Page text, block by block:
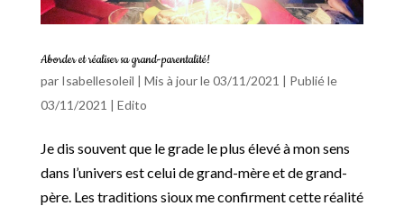
Aborder et réaliser sa grand-parentalité!
par Isabellesoleil | Mis à jour le 03/11/2021 | Publié le
03/11/2021 | Edito
Je dis souvent que le grade le plus élevé à mon sens
dans l’univers est celui de grand-mère et de grand-
père. Les traditions sioux me confirment cette réalité